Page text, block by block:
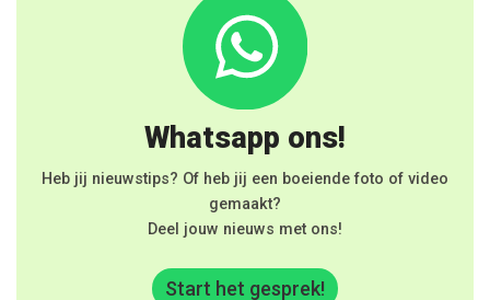
Whatsapp ons!
Heb jij nieuwstips? Of heb jij een boeiende foto of video
gemaakt?
Deel jouw nieuws met ons!
Start het gesprek!